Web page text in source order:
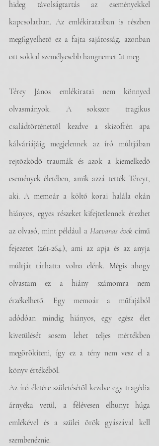
hideg távolságtartás az eseményekkel
kapcsolatban. Az emlékirataiban is részben
megfigyelhető ez a fajta sajátosság, azonban
ott sokkal személyesebb hangnemet üt meg.
Térey János emlékiratai nem könnyed
olvasmányok. A sokszor tragikus
családtörténettől kezdve a skizofrén apa
kálváriájáig megjelennek az író múltjában
rejtőzködő traumák és azok a kiemelkedő
események életében, amik azzá tették Téreyt,
aki. A memoár a költő korai halála okán
hiányos, egyes részeket kifejtetlennek érezhet
az olvasó, mint például a Hatvanas évek című
fejezetet (261-264.), ami az apja és az anyja
múltját tárhatta volna elénk. Mégis ahogy
olvastam ez a hiány számomra nem
érzékelhető. Egy memoár a műfajából
adódóan mindig hiányos, egy egész élet
kivetülését sosem lehet teljes mértékben
megörökíteni, így ez a tény nem vesz el a
könyv értékéből.
Az író életére születésétől kezdve egy tragédia
árnyéka vetül, a félévesen elhunyt húga
emlékével és a szülei örök gyászával kell
szembenéznie.